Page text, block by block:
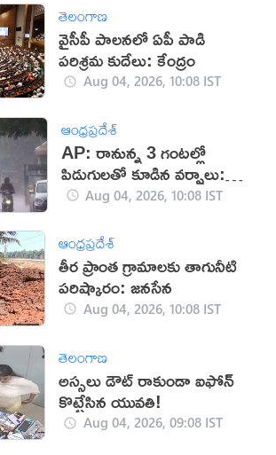
తెలంగాణ
వైసీపీ పాలనలో ఏపీ పాడి
పరిశ్రమ కుదేలు: కేంద్రం
Aug 04, 2026, 10:08 IST
ఆంధ్రప్రదేశ్
AP: రానున్న 3 గంటల్లో
పిడుగులతో కూడిన వర్షాలు:
వాతావరణ శాఖ
Aug 04, 2026, 10:08 IST
ఆంధ్రప్రదేశ్
తీర ప్రాంత గ్రామాలకు తాగునీటి
పరిష్కారం: జనసేన
Aug 04, 2026, 10:08 IST
తెలంగాణ
అస్సలు డౌట్ రాకుండా ఐఫోన్
కొట్టేసిన యువతి!
Aug 04, 2026, 09:08 IST